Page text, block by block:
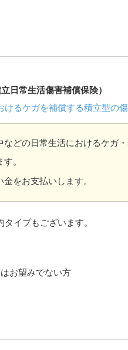
立日常生活傷害補償保険）
るケガを補償する積立型の傷
どの日常生活におけるケガ・
。
をお支払いします。
イプもございます。
お望みでない方